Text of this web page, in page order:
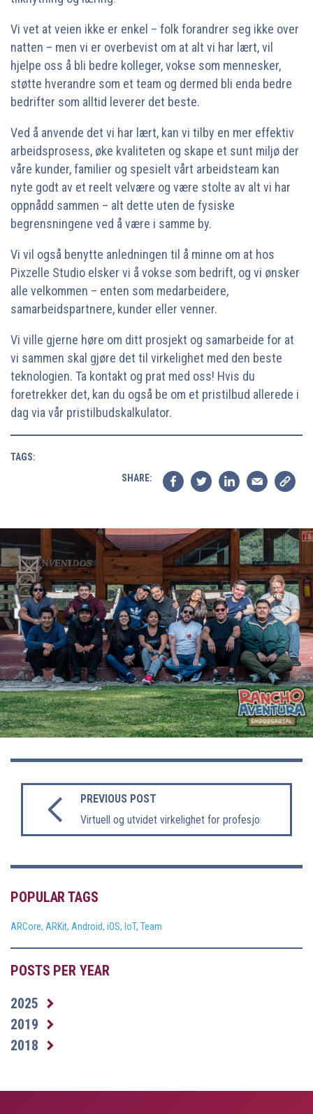
Vi vet at veien ikke er enkel – folk forandrer seg ikke over
natten – men vi er overbevist om at alt vi har lært, vil
hjelpe oss å bli bedre kolleger, vokse som mennesker,
støtte hverandre som et team og dermed bli enda bedre
bedrifter som alltid leverer det beste.
Ved å anvende det vi har lært, kan vi tilby en mer effektiv
arbeidsprosess, øke kvaliteten og skape et sunt miljø der
våre kunder, familier og spesielt vårt arbeidsteam kan
nyte godt av et reelt velvære og være stolte av alt vi har
oppnådd sammen – alt dette uten de fysiske
begrensningene ved å være i samme by.
Vi vil også benytte anledningen til å minne om at hos
Pixzelle Studio elsker vi å vokse som bedrift, og vi ønsker
alle velkommen – enten som medarbeidere,
samarbeidspartnere, kunder eller venner.
Vi ville gjerne høre om ditt prosjekt og samarbeide for at
vi sammen skal gjøre det til virkelighet med den beste
teknologien. Ta kontakt og prat med oss! Hvis du
foretrekker det, kan du også be om et pristilbud allerede i
dag via vår pristilbudskalkulator.
TAGS:
SHARE:
PREVIOUS POST
Virtuell og utvidet virkelighet for profesjonell
POPULAR TAGS
ARCore, ARKit, Android, iOS, IoT, Team
POSTS PER YEAR
2025
2019
2018